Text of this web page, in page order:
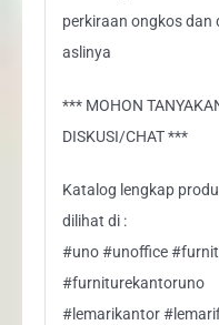
perkiraan ongkos dan
aslinya
*** MOHON
DISKUSI/CHAT ***
Katalog lengkap
dilihat di :
#uno #unoffice
#furniturekantoruno
#lemarikantor